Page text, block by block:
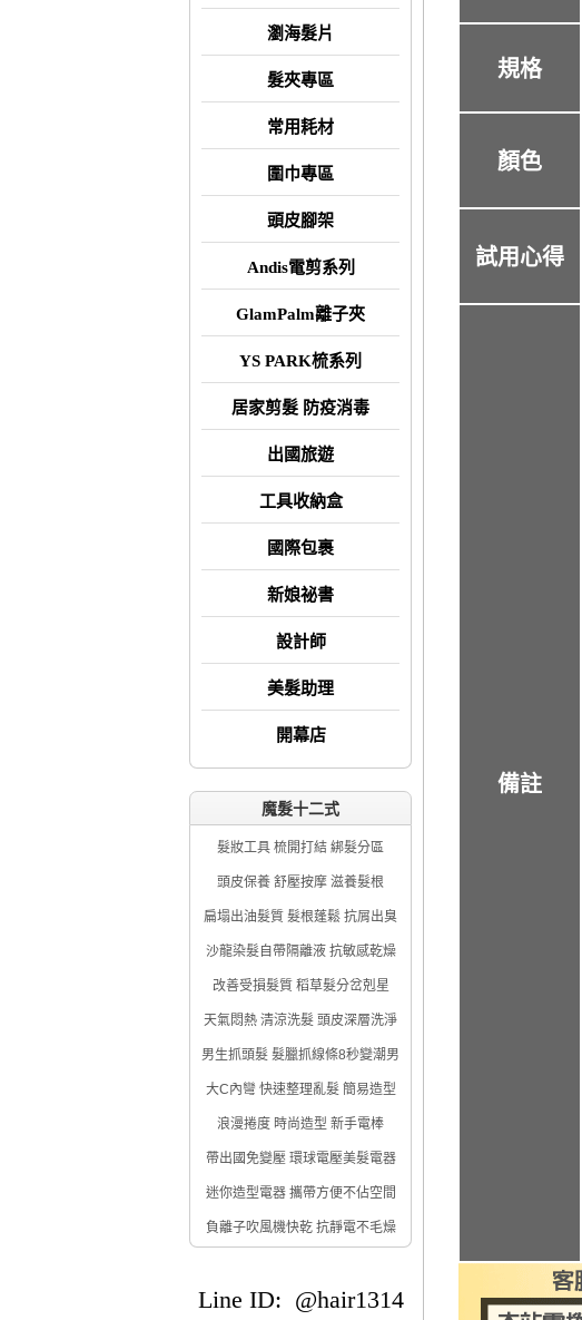
瀏海髮片
髮夾專區
常用耗材
圍巾專區
頭皮腳架
Andis電剪系列
GlamPalm離子夾
YS PARK梳系列
居家剪髮 防疫消毒
出國旅遊
工具收納盒
國際包裹
新娘祕書
設計師
美髮助理
開幕店
魔髮十二式
髮妝工具 梳開打結 綁髮分區
頭皮保養 舒壓按摩 滋養髮根
扁塌出油髮質 髮根蓬鬆 抗屑出臭
沙龍染髮自帶隔離液 抗敏感乾燥
改善受損髮質 稻草髮分岔剋星
天氣悶熱 清涼洗髮 頭皮深層洗淨
男生抓頭髮 髮臘抓線條8秒變潮男
大C內彎 快速整理亂髮 簡易造型
浪漫捲度 時尚造型 新手電棒
帶出國免變壓 環球電壓美髮電器
迷你造型電器 攜帶方便不佔空間
負離子吹風機快乾 抗靜電不毛燥
Line ID: @hair1314
規格
顏色
試用心得
備註